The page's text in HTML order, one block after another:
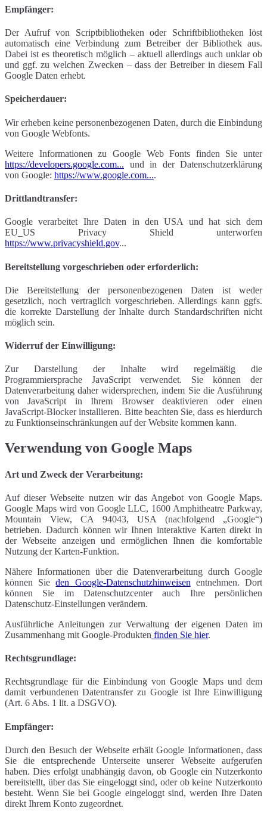
Empfänger:
Der Aufruf von Scriptbibliotheken oder Schriftbibliotheken löst
automatisch eine Verbindung zum Betreiber der Bibliothek aus.
Dabei ist es theoretisch möglich – aktuell allerdings auch unklar ob
und ggf. zu welchen Zwecken – dass der Betreiber in diesem Fall
Google Daten erhebt.
Speicherdauer:
Wir erheben keine personenbezogenen Daten, durch die Einbindung
von Google Webfonts.
Weitere Informationen zu Google Web Fonts finden Sie unter
https://developers.google.com... und in der Datenschutzerklärung
von Google: https://www.google.com....
Drittlandtransfer:
Google verarbeitet Ihre Daten in den USA und hat sich dem
EU_US Privacy Shield unterworfen
https://www.privacyshield.gov...
Bereitstellung vorgeschrieben oder erforderlich:
Die Bereitstellung der personenbezogenen Daten ist weder
gesetzlich, noch vertraglich vorgeschrieben. Allerdings kann ggfs.
die korrekte Darstellung der Inhalte durch Standardschriften nicht
möglich sein.
Widerruf der Einwilligung:
Zur Darstellung der Inhalte wird regelmäßig die
Programmiersprache JavaScript verwendet. Sie können der
Datenverarbeitung daher widersprechen, indem Sie die Ausführung
von JavaScript in Ihrem Browser deaktivieren oder einen
JavaScript-Blocker installieren. Bitte beachten Sie, dass es hierdurch
zu Funktionseinschränkungen auf der Website kommen kann.
Verwendung von Google Maps
Art und Zweck der Verarbeitung:
Auf dieser Webseite nutzen wir das Angebot von Google Maps.
Google Maps wird von Google LLC, 1600 Amphitheatre Parkway,
Mountain View, CA 94043, USA (nachfolgend „Google“)
betrieben. Dadurch können wir Ihnen interaktive Karten direkt in
der Webseite anzeigen und ermöglichen Ihnen die komfortable
Nutzung der Karten-Funktion.
Nähere Informationen über die Datenverarbeitung durch Google
können Sieden Google-Datenschutzhinweisen entnehmen. Dort
können Sie im Datenschutzcenter auch Ihre persönlichen
Datenschutz-Einstellungen verändern.
Ausführliche Anleitungen zur Verwaltung der eigenen Daten im
Zusammenhang mit Google-Produkten finden Sie hier.
Rechtsgrundlage:
Rechtsgrundlage für die Einbindung von Google Maps und dem
damit verbundenen Datentransfer zu Google ist Ihre Einwilligung
(Art. 6 Abs. 1 lit. a DSGVO).
Empfänger:
Durch den Besuch der Webseite erhält Google Informationen, dass
Sie die entsprechende Unterseite unserer Webseite aufgerufen
haben. Dies erfolgt unabhängig davon, ob Google ein Nutzerkonto
bereitstellt, über das Sie eingeloggt sind, oder ob keine Nutzerkonto
besteht. Wenn Sie bei Google eingeloggt sind, werden Ihre Daten
direkt Ihrem Konto zugeordnet.